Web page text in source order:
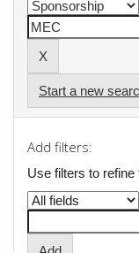
Start a new
Add filters:
Use filters to